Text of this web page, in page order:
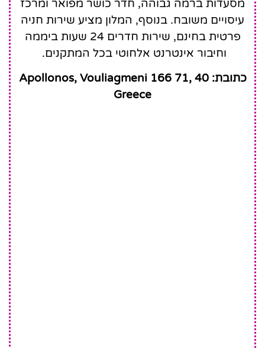
מסעדות ברמה גבוהה, חדר כושר מפואר ומרכז
עיסויים משובח. בנוסף, המלון מציע שירות חניה
פרטית בחינם, שירות חדרים 24 שעות ביממה
וחיבור אינטרנט אלחוטי בכל המתקנים.
כתובת: 40 Apollonos, Vouliagmeni 166 71,
Greece